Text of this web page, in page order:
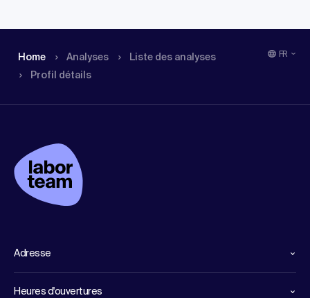
Home Analyses
Liste des analyses
Profil détails
FR
Adresse
Heures d'ouvertures